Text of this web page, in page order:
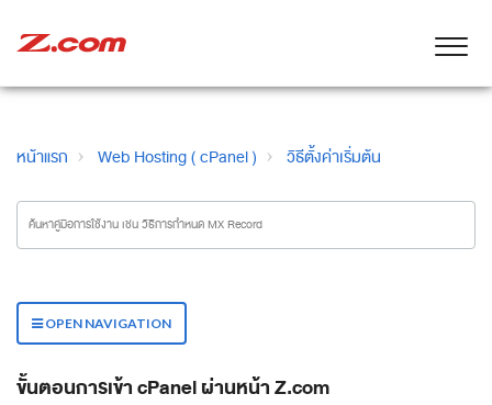
หน้าแรก Web Hosting ( cPanel ) วิธีตั้งค่าเริ่มต้น
OPEN NAVIGATION
ขั้นตอนการเข้า cPanel ผ่านหน้า Z.com